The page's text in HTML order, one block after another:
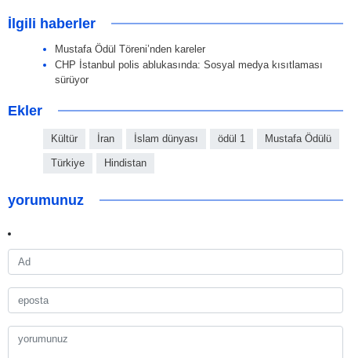
İlgili haberler
Mustafa Ödül Töreni’nden kareler
CHP İstanbul polis ablukasında: Sosyal medya kısıtlaması
sürüyor
Ekler
Kültür İran İslam dünyası ödül 1 Mustafa Ödülü
Türkiye Hindistan
yorumunuz